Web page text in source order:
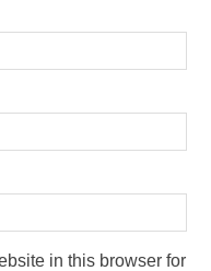
in this browser for